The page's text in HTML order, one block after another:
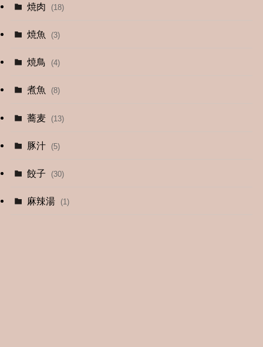
(12)
(13)
(4)
焼肉 (18)
焼魚 (3)
焼鳥 (4)
煮魚 (8)
蕎麦 (13)
豚汁 (5)
餃子 (30)
麻辣湯 (1)